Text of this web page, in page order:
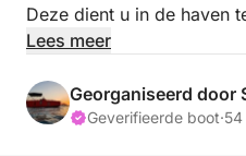
Deze dient u in de haven
van een elegant
perfect dagje uit. Vier uur
Lees meer
Georganiseerd door
Geverifieerde boot·